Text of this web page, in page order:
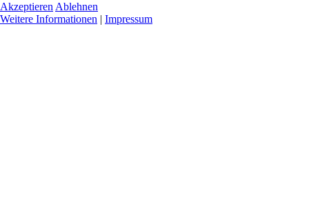
Akzeptieren Ablehnen
Weitere Informationen | Impressum